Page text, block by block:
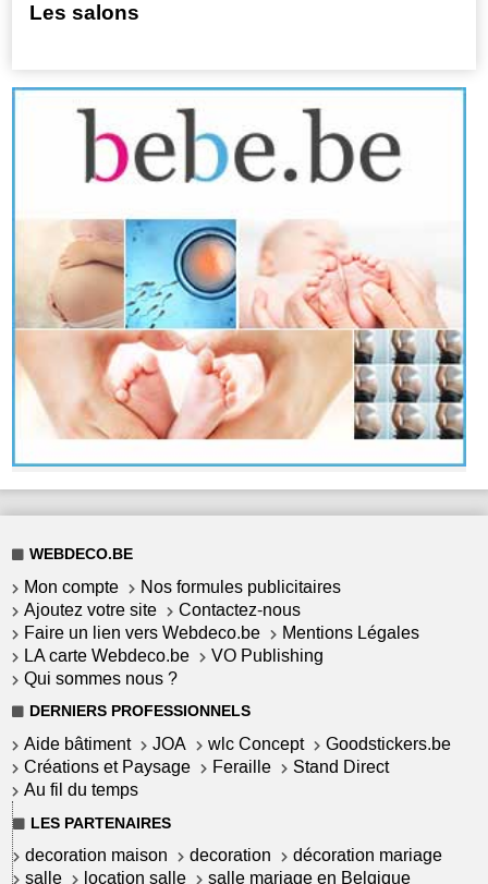
Les salons
WEBDECO.BE
Mon compte
Nos formules publicitaires
Ajoutez votre site
Contactez-nous
Faire un lien vers Webdeco.be
Mentions Légales
LA carte Webdeco.be
VO Publishing
Qui sommes nous ?
DERNIERS PROFESSIONNELS
Aide bâtiment JOA wlc Concept
Goodstickers.be
Créations et Paysage
Feraille
Stand Direct
Au fil du temps
LES PARTENAIRES
decoration maison decoration
décoration mariage
salle
location salle salle mariage en Belgique